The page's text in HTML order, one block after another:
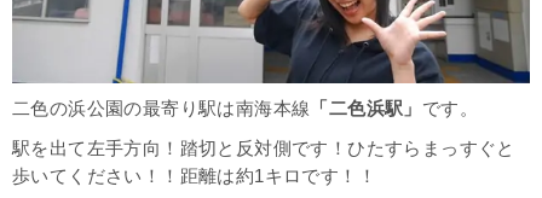
二色の浜公園の最寄り駅は南海本線 「二色浜駅」 です。
駅を出て左手方向！踏切と反対側です！ひたすらまっすぐと
歩いてください！！距離は約1キロです！！